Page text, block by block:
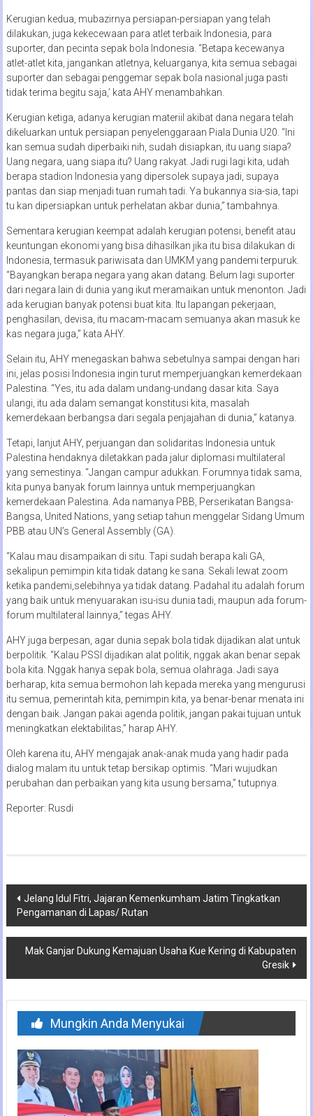
Kerugian kedua, mubazirnya persiapan-persiapan yang telah
dilakukan, juga kekecewaan para atlet terbaik Indonesia, para
suporter, dan pecinta sepak bola Indonesia. “Betapa kecewanya
atlet-atlet kita, jangankan atletnya, keluarganya, kita semua sebagai
suporter dan sebagai penggemar sepak bola nasional juga pasti
tidak terima begitu saja,’ kata AHY menambahkan.
Kerugian ketiga, adanya kerugian materiil akibat dana negara telah
dikeluarkan untuk persiapan penyelenggaraan Piala Dunia U20. “Ini
kan semua sudah diperbaiki nih, sudah disiapkan, itu uang siapa?
Uang negara, uang siapa itu? Uang rakyat. Jadi rugi lagi kita, udah
berapa stadion Indonesia yang dipersolek supaya jadi, supaya
pantas dan siap menjadi tuan rumah tadi. Ya bukannya sia-sia, tapi
tu kan dipersiapkan untuk perhelatan akbar dunia,” tambahnya.
Sementara kerugian keempat adalah kerugian potensi, benefit atau
keuntungan ekonomi yang bisa dihasilkan jika itu bisa dilakukan di
Indonesia, termasuk pariwisata dan UMKM yang pandemi terpuruk.
“Bayangkan berapa negara yang akan datang. Belum lagi suporter
dari negara lain di dunia yang ikut meramaikan untuk menonton. Jadi
ada kerugian banyak potensi buat kita. Itu lapangan pekerjaan,
penghasilan, devisa, itu macam-macam semuanya akan masuk ke
kas negara juga,” kata AHY.
Selain itu, AHY menegaskan bahwa sebetulnya sampai dengan hari
ini, jelas posisi Indonesia ingin turut memperjuangkan kemerdekaan
Palestina. “Yes, itu ada dalam undang-undang dasar kita. Saya
ulangi, itu ada dalam semangat konstitusi kita, masalah
kemerdekaan berbangsa dari segala penjajahan di dunia,” katanya.
Tetapi, lanjut AHY, perjuangan dan solidaritas Indonesia untuk
Palestina hendaknya diletakkan pada jalur diplomasi multilateral
yang semestinya. “Jangan campur adukkan. Forumnya tidak sama,
kita punya banyak forum lainnya untuk memperjuangkan
kemerdekaan Palestina. Ada namanya PBB, Perserikatan Bangsa-
Bangsa, United Nations, yang setiap tahun menggelar Sidang Umum
PBB atau UN’s General Assembly (GA).
“Kalau mau disampaikan di situ. Tapi sudah berapa kali GA,
sekalipun pemimpin kita tidak datang ke sana. Sekali lewat zoom
ketika pandemi,selebihnya ya tidak datang. Padahal itu adalah forum
yang baik untuk menyuarakan isu-isu dunia tadi, maupun ada forum-
forum multilateral lainnya,” tegas AHY.
AHY juga berpesan, agar dunia sepak bola tidak dijadikan alat untuk
berpolitik. “Kalau PSSI dijadikan alat politik, nggak akan benar sepak
bola kita. Nggak hanya sepak bola, semua olahraga. Jadi saya
berharap, kita semua bermohon lah kepada mereka yang mengurusi
itu semua, pemerintah kita, pemimpin kita, ya benar-benar menata ini
dengan baik. Jangan pakai agenda politik, jangan pakai tujuan untuk
meningkatkan elektabilitas,” harap AHY.
Oleh karena itu, AHY mengajak anak-anak muda yang hadir pada
dialog malam itu untuk tetap bersikap optimis. “Mari wujudkan
perubahan dan perbaikan yang kita usung bersama,” tutupnya.
Reporter: Rusdi
Navigasi
pos
Jelang Idul Fitri, Jajaran Kemenkumham Jatim Tingkatkan
Pengamanan di Lapas/ Rutan
Mak Ganjar Dukung Kemajuan Usaha Kue Kering di Kabupaten
Gresik
Mungkin Anda Menyukai